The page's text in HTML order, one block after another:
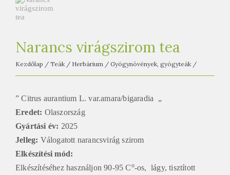
t
a
h
á
Narancs virágszirom tea
Kezdőlap / Teák / Herbárium / Gyógynövények, gyógyteák /
” Citrus aurantium L. var.amara/bigaradia „
Eredet: Olaszország
Gyártási év: 2025
Jelleg: Válogatott narancsvirág szirom
Elkészítési mód:
Elkészítéséhez használjon 90-95 Co-os, lágy, tisztított